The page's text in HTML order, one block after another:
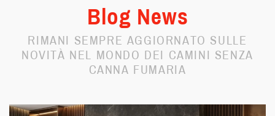
Blog News
RIMANI SEMPRE AGGIORNATO SULLE
NOVITÀ NEL MONDO DEI CAMINI SENZA
CANNA FUMARIA